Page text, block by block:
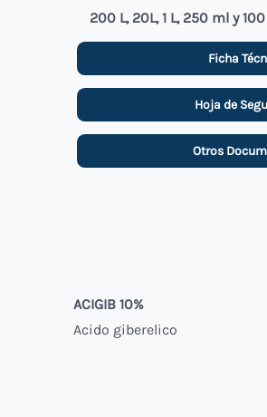
200 L, 20L, 1 L, 250 ml y
Ficha
Hoja de
Otros
ACIGIB 10%
Acido giberelico